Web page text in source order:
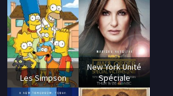
Les Simpson
New York Unité
Spéciale